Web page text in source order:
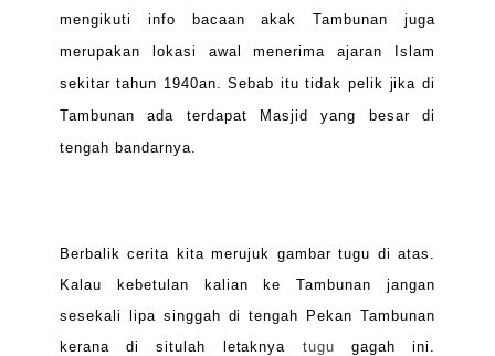
mengikuti info bacaan akak Tambunan juga
merupakan lokasi awal menerima ajaran Islam
sekitar tahun 1940an. Sebab itu tidak pelik jika di
Tambunan ada terdapat Masjid yang besar di
tengah bandarnya.
Berbalik cerita kita merujuk gambar tugu di atas.
Kalau kebetulan kalian ke Tambunan jangan
sesekali lipa singgah di tengah Pekan Tambunan
kerana di situlah letaknya tugu gagah ini.